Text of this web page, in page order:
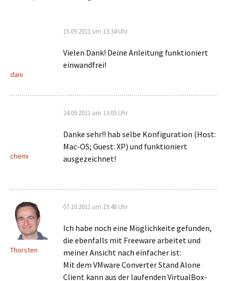
dani
15.09.2011 um 13:34 Uhr
Vielen Dank! Deine Anleitung funktioniert
einwandfrei!
chemi
24.09.2011 um 13:05 Uhr
Danke sehr!! hab selbe Konfiguration (Host:
Mac-OS; Guest: XP) und funktioniert
ausgezeichnet!
Thorsten
07.10.2011 um 19:48 Uhr
Ich habe noch eine Möglichkeite gefunden,
die ebenfalls mit Freeware arbeitet und
meiner Ansicht nach einfacher ist:
Mit dem VMware Converter Stand Alone
Client kann aus der laufenden VirtualBox-